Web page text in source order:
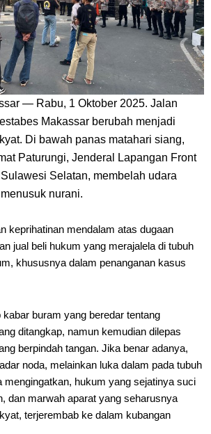
— Rabu, 1 Oktober 2025. Jalan
Makassar berubah menjadi
Di bawah panas matahari siang,
Paturungi, Jenderal Lapangan Front
Selatan, membelah udara
nurani.
keprihatinan mendalam atas dugaan
jual beli hukum yang merajalela di tubuh
khususnya dalam penanganan kasus
buram yang beredar tentang
ditangkap, namun kemudian dilepas
berpindah tangan. Jika benar adanya,
noda, melainkan luka dalam pada tubuh
mengingatkan, hukum yang sejatinya suci
dan marwah aparat yang seharusnya
terjerembab ke dalam kubangan